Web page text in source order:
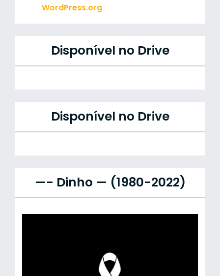
WordPress.org
Disponível no Drive
Disponível no Drive
—- Dinho — (1980-2022)